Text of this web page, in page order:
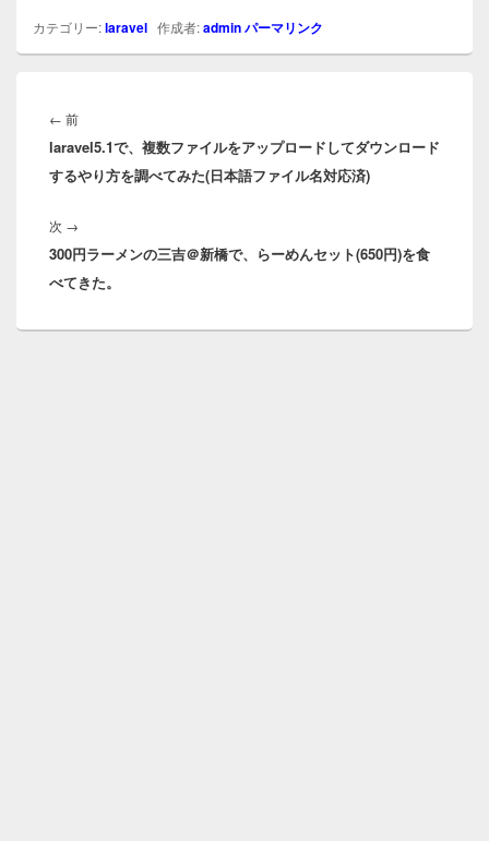
カテゴリー:laravel 作成者:adminパーマリンク
稿
ナ
ビ
ゲ
シ
ョ
ン
← 前前
の
投
laravel5.1で、複数ファイルをアップロードしてダウンロード
するやり方を調べてみた(日本語ファイル名対応済)
次 →
の
投
300円ラーメンの三吉＠新橋で、らーめんセット(650円)を食
べてきた。